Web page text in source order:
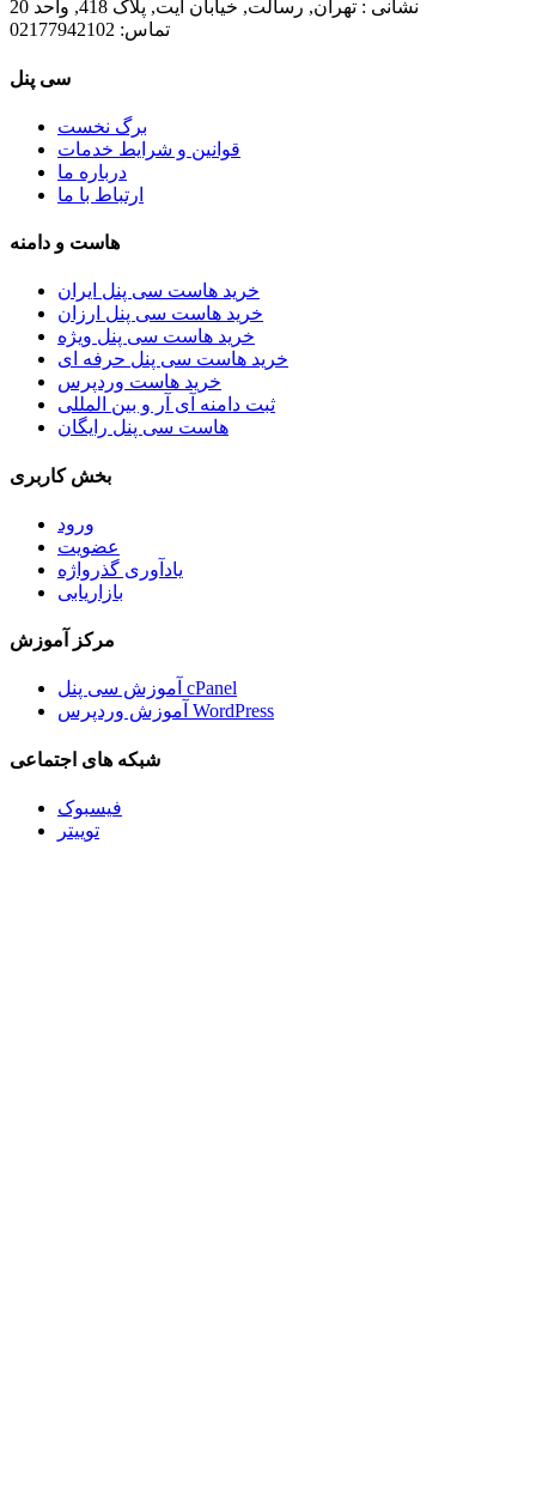
نشانی : تهران, رسالت, خیابان آیت, پلاک 418, واحد 20
تماس:
سی پنل
برگ نخست
قوانین و شرایط خدمات
درباره ما
ارتباط با ما
هاست و دامنه
خرید هاست سی پنل ایران
خرید هاست سی پنل ارزان
خرید هاست سی پنل ویژه
خرید هاست سی پنل حرفه ای
خرید هاست وردپرس
ثبت دامنه آی آر و بین المللی
هاست سی پنل رایگان
بخش کاربری
ورود
عضویت
یادآوری گذرواژه
بازاریابی
مرکز آموزش
آموزش سی پنل cPanel
آموزش وردپرس WordPress
شبکه های اجتماعی
فیسبوک
توییتر